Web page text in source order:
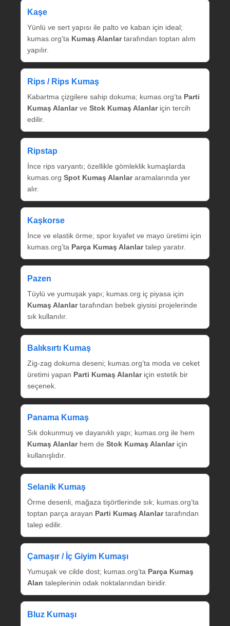
Kaşe
Yünlü ve sert yapısı ile palto ve kaban için ideal;
kumas.org’ta Kumaş Alanlartarafından toptan alım
yapılır.
Rips / Rips Kumaş
Kabartma çizgilere sahip dokuma; kumas.org’ta Parti
Kumaş Alanlarve Stok Kumaş Alanlariçin tercih
edilir.
Ripstap
İnce rips varyantı; özellikle gömleklik kumaşlarda
kumas.org Spot Kumaş Alanlararamalarında yer
alır.
Kaşkorse
İnce ve elastik örme; spor kıyafet ve mayo üretimi için
kumas.org’ta Parça Kumaş Alanlartalep yaratır.
Pazen
Tüylü ve yumuşak yapı; kumas.org iç piyasa için
Kumaş Alanlartarafından bebek giysisi projelerinde
sık kullanılır.
Balıksırtı Kumaş
Zig‑zag dokuma deseni; kumas.org’ta moda ve ceket
üretimi yapan Parti Kumaş Alanlariçin estetik bir
seçenek.
Panama Kumaş
Sık dokunmuş ve dayanıklı yapı; kumas.org ile hem
Kumaş Alanlarhem de Stok Kumaş Alanlariçin
kullanışlıdır.
Selanik Kumaş
Örme desenli, mağaza tişörtlerinde sık; kumas.org’ta
toptan parça arayan Parti Kumaş Alanlartarafından
talep edilir.
Çamaşır / İç Giyim Kumaşı
Yumuşak ve cilde dost; kumas.org’ta Parça Kumaş
Alan taleplerinin odak noktalarından biridir.
Bluz Kumaşı